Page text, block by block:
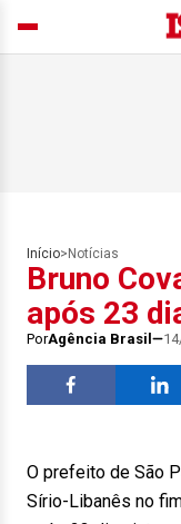
Início> Notícias
Bruno
após 23
PorAgência Brasil
O prefeito de São
Sírio-Libanês no